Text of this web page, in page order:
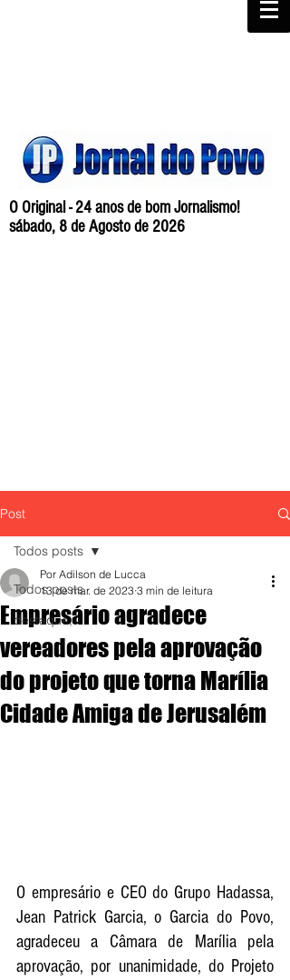
O Original - 24 anos de bom Jornalismo!
sábado, 8 de Agosto de 2026
Post
Todos posts
destaque,
Todos posts
Empresário agradece
vereadores pela aprovação
do projeto que torna Marília
Cidade Amiga de Jerusalém
Por Adilson de Lucca
13 de mar. de 2023 3 min de leitura
O empresário e CEO do Grupo Hadassa,
Jean Patrick Garcia, o Garcia do Povo,
agradeceu a Câmara de Marília pela
aprovação, por unanimidade, do Projeto